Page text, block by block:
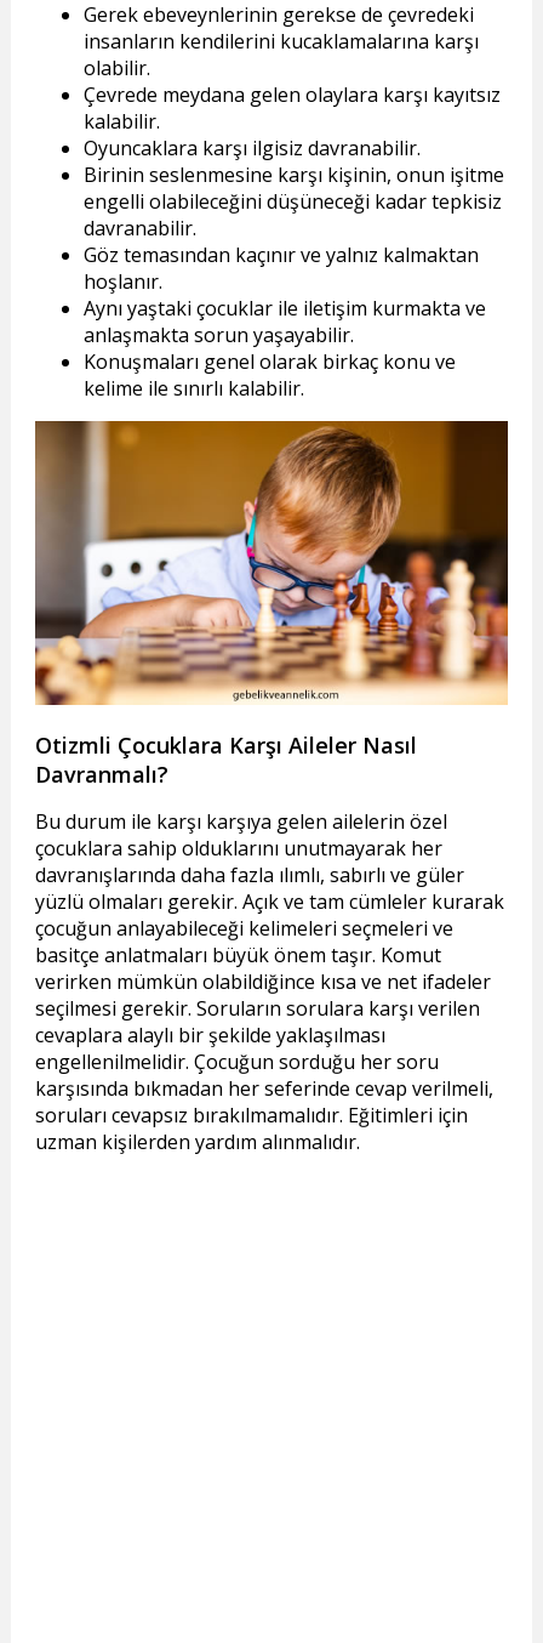
Gerek ebeveynlerinin gerekse de çevredeki
insanların kendilerini kucaklamalarına karşı
olabilir.
Çevrede meydana gelen olaylara karşı kayıtsız
kalabilir.
Oyuncaklara karşı ilgisiz davranabilir.
Birinin seslenmesine karşı kişinin, onun işitme
engelli olabileceğini düşüneceği kadar tepkisiz
davranabilir.
Göz temasından kaçınır ve yalnız kalmaktan
hoşlanır.
Aynı yaştaki çocuklar ile iletişim kurmakta ve
anlaşmakta sorun yaşayabilir.
Konuşmaları genel olarak birkaç konu ve
kelime ile sınırlı kalabilir.
Otizmli Çocuklara Karşı Aileler Nasıl
Davranmalı?
Bu durum ile karşı karşıya gelen ailelerin özel
çocuklara sahip olduklarını unutmayarak her
davranışlarında daha fazla ılımlı, sabırlı ve güler
yüzlü olmaları gerekir. Açık ve tam cümleler kurarak
çocuğun anlayabileceği kelimeleri seçmeleri ve
basitçe anlatmaları büyük önem taşır. Komut
verirken mümkün olabildiğince kısa ve net ifadeler
seçilmesi gerekir. Soruların sorulara karşı verilen
cevaplara alaylı bir şekilde yaklaşılması
engellenilmelidir. Çocuğun sorduğu her soru
karşısında bıkmadan her seferinde cevap verilmeli,
soruları cevapsız bırakılmamalıdır. Eğitimleri için
uzman kişilerden yardım alınmalıdır.